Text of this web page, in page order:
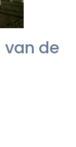
van de